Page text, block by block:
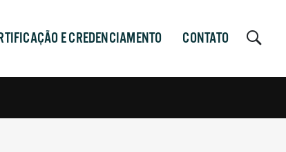
E CREDENCIAMENTO CONTATO